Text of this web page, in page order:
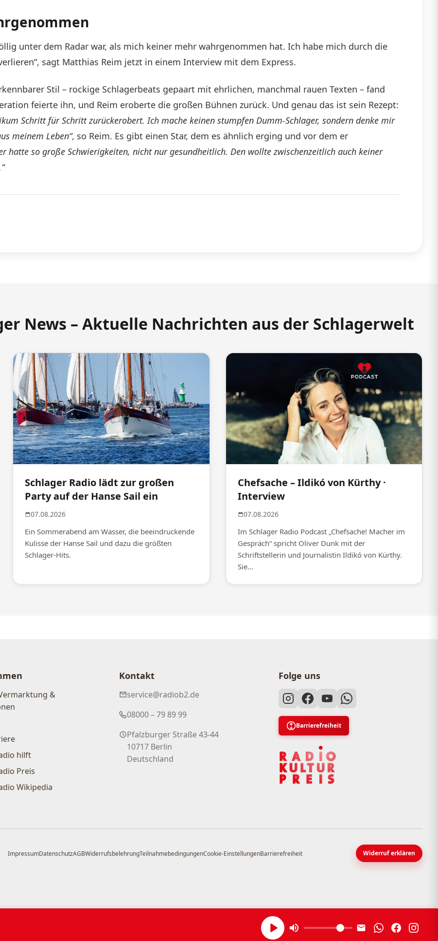
unter dem Radar war, als mich keiner mehr wahrgenommen hat. Ich habe mich durch die
sagt Matthias Reim jetzt in einem Interview mit dem Express.
Stil – rockige Schlagerbeats gepaart mit ehrlichen, manchmal rauen Texten – fand
feierte ihn, und Reim eroberte die großen Bühnen zurück. Und genau das ist sein Rezept:
Schritt für Schritt zurückerobert. Ich mache keinen stumpfen Dumm-Schlager, sondern denke mir
meinem Leben“, so Reim. Es gibt einen Star, dem es ähnlich erging und vor dem er
hatte so große Schwierigkeiten, nicht nur gesundheitlich. Den wollte zwischenzeitlich auch keiner
News – Aktuelle Nachrichten aus der Schlagerwelt
Schlager Radio lädt zur großen
Party auf der Hanse Sail ein
07.08.2026
Ein Sommerabend am Wasser, die beeindruckende
Kulisse der Hanse Sail und dazu die größten
Schlager-Hits.
Chefsache – Ildikó von Kürthy ·
Interview
07.08.2026
Im Schlager Radio Podcast „Chefsache! Macher im
Gespräch“ spricht Oliver Dunk mit der
Schriftstellerin und Journalistin Ildikó von Kürthy.
Sie...
&
hilft
Preis
Wikipedia
Kontakt
service@radiob2.de
08000 – 79 89 99
Pfalzburger Straße 43-44
10717 Berlin
Deutschland
Folge uns
Barrierefreiheit
ImpressumDatenschutzAGBWiderrufsbelehrungTeilnahmebedingungenCookie-EinstellungenBarrierefreiheit Widerruf erklären